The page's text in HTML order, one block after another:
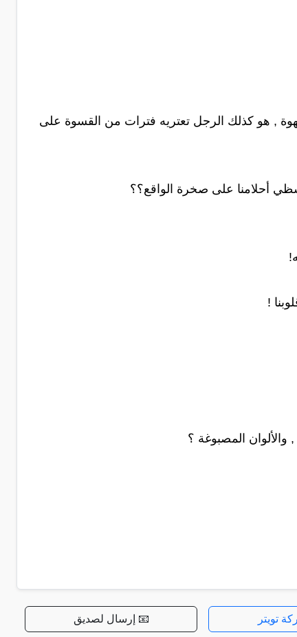
, هو كذلك الرجل تعتريه فترات من القسوة على
أحلامنا على صخرة الواقع؟؟
!
المصبوغة ؟
تويتر 📧 إرسال لصديق